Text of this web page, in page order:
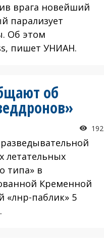
врага новейший
парализует
Об этом
пишет УНИАН.
об
192
летательных
типа» в
Кременной
«лнр-паблик» 5